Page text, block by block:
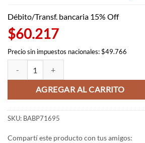
Débito/Transf. bancaria 15% Off
$60.217
Precio sin impuestos nacionales: $49.766
Figura de Johnny Joestar - JoJo's Bizarre
AGREGAR AL CARRITO
SKU: BABP71695
Compartí este producto con tus amigos: